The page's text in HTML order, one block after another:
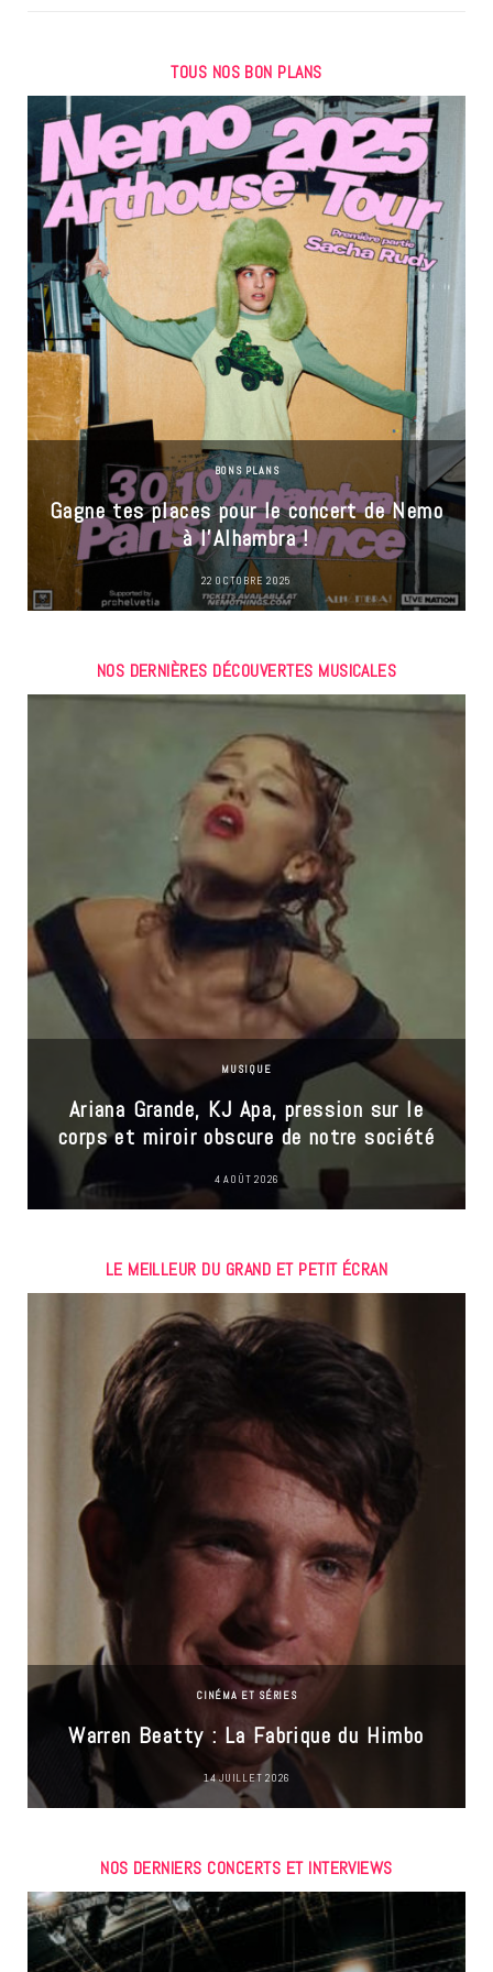
TOUS NOS BON PLANS
BONS PLANS
Gagne tes places pour le concert de Nemo
à l’Alhambra !
22 OCTOBRE 2025
NOS DERNIÈRES DÉCOUVERTES MUSICALES
MUSIQUE
Ariana Grande, KJ Apa, pression sur le
corps et miroir obscure de notre société
4 AOÛT 2026
LE MEILLEUR DU GRAND ET PETIT ÉCRAN
CINÉMA ET SÉRIES
Warren Beatty : La Fabrique du Himbo
14 JUILLET 2026
NOS DERNIERS CONCERTS ET INTERVIEWS